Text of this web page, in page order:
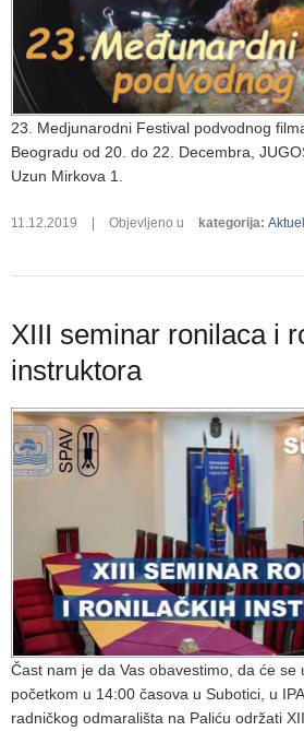
23. Medjunarodni Festival podvodnog
Beogradu od 20. do 22. Decembra,
Uzun Mirkova 1.
11.12.2019 Objevljeno u kategorija:
XIII seminar ronilaca i
instruktora
Čast nam je da Vas obavestimo, da će se
početkom u 14:00 časova u Subotici, u
radničkog odmarališta na Paliću održati